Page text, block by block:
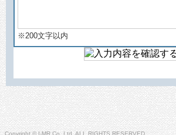
※200文字以内
Copyright © I-MR Co.,Ltd. ALL RIGHTS RESERVED.